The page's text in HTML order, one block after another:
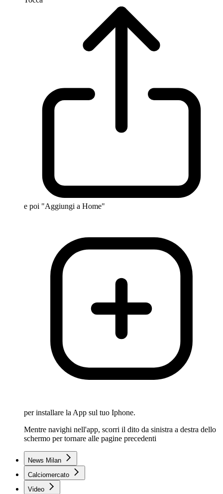
e poi "Aggiungi a Home"
per installare la App sul tuo Iphone.
Mentre navighi nell'app, scorri il dito da sinistra a destra dello
schermo per tornare alle pagine precedenti
News Milan
Calciomercato
Video